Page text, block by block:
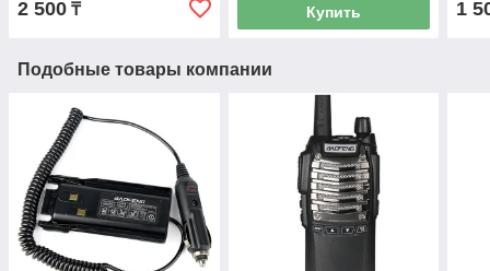
2 500 ₸ Купить 1
Подобные товары компании